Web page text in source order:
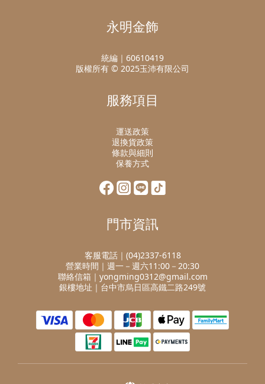
永明金飾
統編｜60610419
版權所有 © 2025玉沛有限公司
服務項目
運送政策
退換貨政策
條款與細則
保養方式
門市資訊
客服電話｜(04)2337-6118
營業時間｜週一－週六11:00－20:30
聯絡信箱｜yongming0312@gmail.com
銀樓地址｜台中市烏日區高鐵二路249號